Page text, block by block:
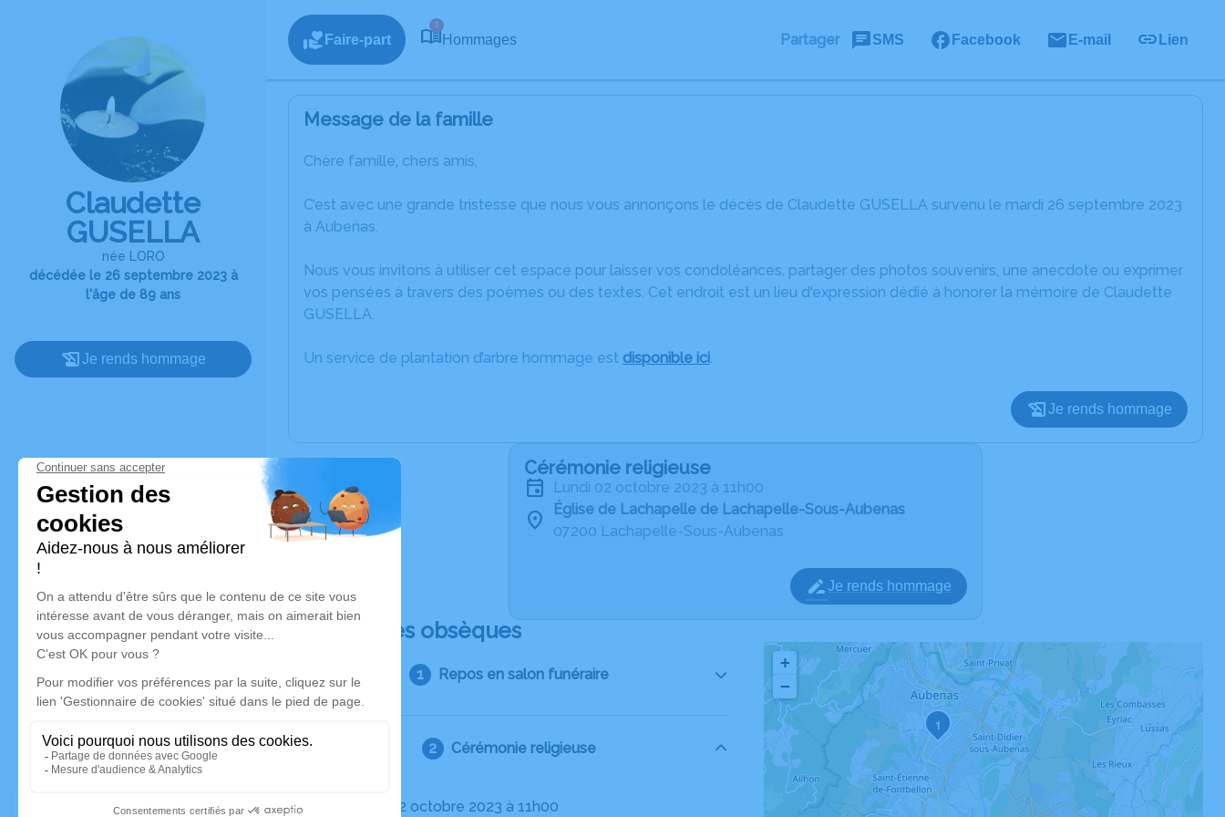
Claudette
GUSELLA
née LORO
décédée le 26 septembre 2023 à
l'âge de 89 ans
Je rends hommage
Faire-part
2
Hommages Partager SMS Facebook E-mail Lien
Message de la famille
Chère famille, chers amis,
C’est avec une grande tristesse que nous vous annonçons le décès de Claudette GUSELLA survenu le mardi 26 septembre 2023
à Aubenas.
Nous vous invitons à utiliser cet espace pour laisser vos condoléances, partager des photos souvenirs, une anecdote ou exprimer
vos pensées à travers des poèmes ou des textes. Cet endroit est un lieu d'expression dédié à honorer la mémoire de Claudette
GUSELLA.
Un service de plantation d’arbre hommage est disponible ici.
Je rends hommage
Cérémonie religieuse
lundi 02 octobre 2023 à 11h00
Église de Lachapelle de Lachapelle-Sous-Aubenas
07200 Lachapelle-Sous-Aubenas
Je rends hommage
Déroulé des obsèques
Repos en salon funéraire
Cérémonie religieuse
Le lundi 02 octobre 2023 à 11h00
1
+
−